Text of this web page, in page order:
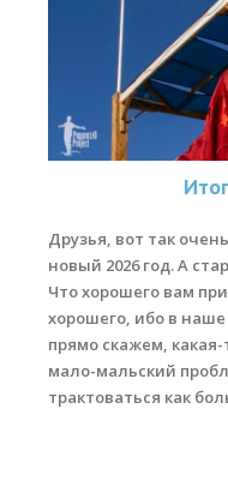
Друзья, вот так
новый 2026 год. А
Что хорошего вам
хорошего, ибо в
прямо скажем,
мало-мальский
трактоваться как